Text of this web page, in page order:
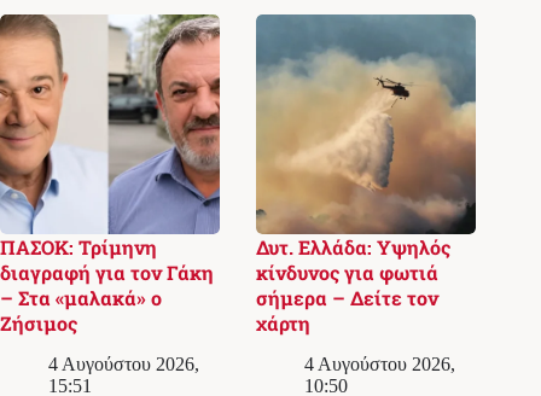
ΠΑΣΟΚ: Τρίμηνη
διαγραφή για τον Γάκη
– Στα «μαλακά» ο
Ζήσιμος
4 Αυγούστου 2026,
15:51
Δυτ. Ελλάδα: Υψηλός
κίνδυνος για φωτιά
σήμερα – Δείτε τον
χάρτη
4 Αυγούστου 2026,
10:50